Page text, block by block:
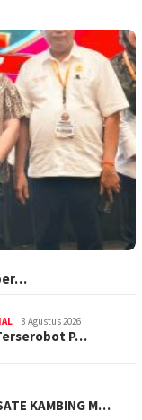
8 Agustus 2026
P…
KAMBING M…